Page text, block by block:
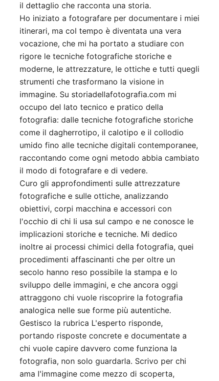
il dettaglio che racconta una storia.
Ho iniziato a fotografare per documentare i miei
itinerari, ma col tempo è diventata una vera
vocazione, che mi ha portato a studiare con
rigore le tecniche fotografiche storiche e
moderne, le attrezzature, le ottiche e tutti quegli
strumenti che trasformano la visione in
immagine. Su storiadellafotografia.com mi
occupo del lato tecnico e pratico della
fotografia: dalle tecniche fotografiche storiche
come il dagherrotipo, il calotipo e il collodio
umido fino alle tecniche digitali contemporanee,
raccontando come ogni metodo abbia cambiato
il modo di fotografare e di vedere.
Curo gli approfondimenti sulle attrezzature
fotografiche e sulle ottiche, analizzando
obiettivi, corpi macchina e accessori con
l'occhio di chi li usa sul campo e ne conosce le
implicazioni storiche e tecniche. Mi dedico
inoltre ai processi chimici della fotografia, quei
procedimenti affascinanti che per oltre un
secolo hanno reso possibile la stampa e lo
sviluppo delle immagini, e che ancora oggi
attraggono chi vuole riscoprire la fotografia
analogica nelle sue forme più autentiche.
Gestisco la rubrica L'esperto risponde,
portando risposte concrete e documentate a
chi vuole capire davvero come funziona la
fotografia, non solo guardarla. Scrivo per chi
ama l'immagine come mezzo di scoperta,